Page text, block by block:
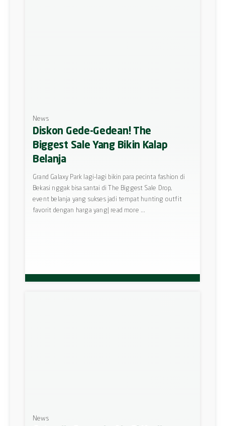
News
Diskon Gede-Gedean! The
Biggest Sale Yang Bikin Kalap
Belanja
Grand Galaxy Park lagi-lagi bikin para pecinta fashion di
Bekasi nggak bisa santai di The Biggest Sale Drop,
event belanja yang sukses jadi tempat hunting outfit
favorit dengan harga yang| read more ...
News